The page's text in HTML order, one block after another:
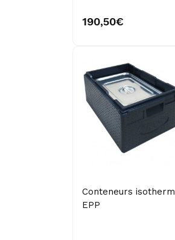
190,50€
Conteneurs isotherm
EPP